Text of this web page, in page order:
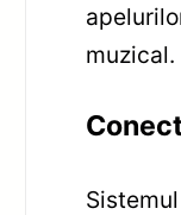
muzical.